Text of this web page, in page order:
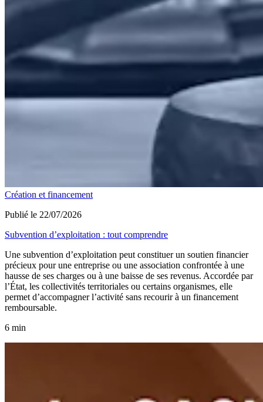
Création et financement
Publié le 22/07/2026
Subvention d’exploitation : tout comprendre
Une subvention d’exploitation peut constituer un soutien financier
précieux pour une entreprise ou une association confrontée à une
hausse de ses charges ou à une baisse de ses revenus. Accordée par
l’État, les collectivités territoriales ou certains organismes, elle
permet d’accompagner l’activité sans recourir à un financement
remboursable.
6 min